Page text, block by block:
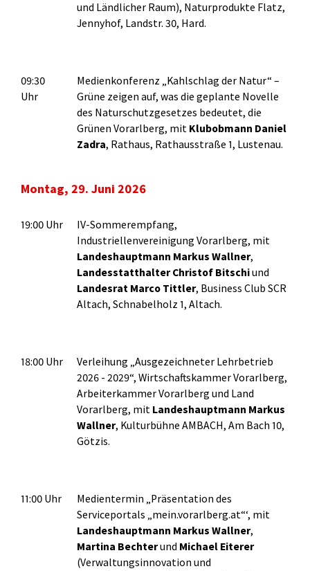
und Ländlicher Raum), Naturprodukte Flatz,
Jennyhof, Landstr. 30, Hard.
09:30
Uhr
Medienkonferenz „Kahlschlag der Natur“ –
Grüne zeigen auf, was die geplante Novelle
des Naturschutzgesetzes bedeutet, die
Grünen Vorarlberg, mit Klubobmann Daniel
Zadra, Rathaus, Rathausstraße 1, Lustenau.
Montag, 29. Juni 2026
19:00 Uhr
IV-Sommerempfang,
Industriellenvereinigung Vorarlberg, mit
Landeshauptmann Markus Wallner,
Landesstatthalter Christof Bitschiund
Landesrat Marco Tittler, Business Club SCR
Altach, Schnabelholz 1, Altach.
18:00 Uhr
Verleihung „Ausgezeichneter Lehrbetrieb
2026 - 2029“, Wirtschaftskammer Vorarlberg,
Arbeiterkammer Vorarlberg und Land
Vorarlberg, mit Landeshauptmann Markus
Wallner, Kulturbühne AMBACH, Am Bach 10,
Götzis.
11:00 Uhr
Medientermin „Präsentation des
Serviceportals „mein.vorarlberg.at“‘, mit
Landeshauptmann Markus Wallner,
Martina Bechterund Michael Eiterer
(Verwaltungsinnovation und